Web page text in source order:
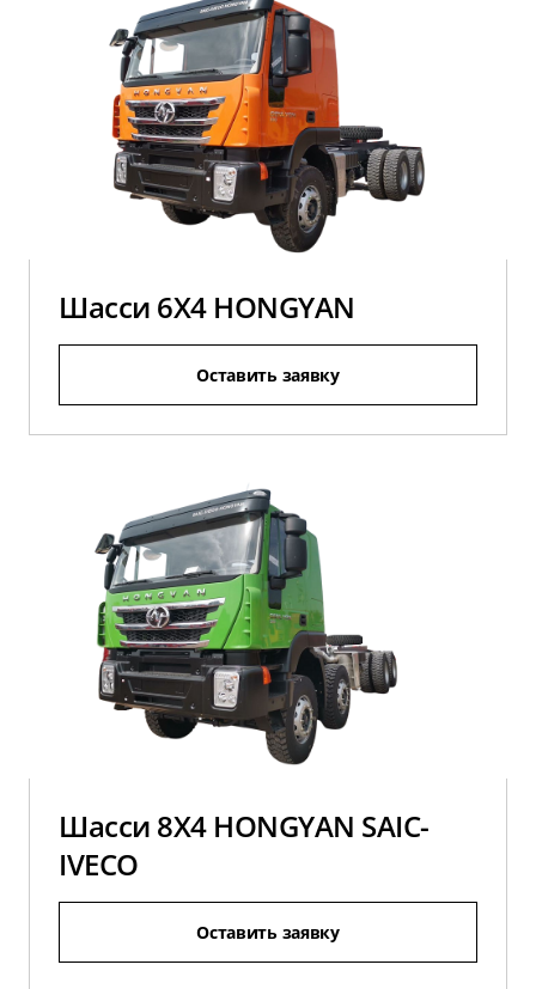
Шасси 6X4 HONGYAN
Оставить заявку
Шасси 8X4 HONGYAN SAIC-
IVECO
Оставить заявку